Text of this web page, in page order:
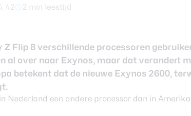
2 min leestijd
Flip 8 verschillende processoren
al over naar Exynos, maar dat verandert
betekent dat de nieuwe Exynos 2600,